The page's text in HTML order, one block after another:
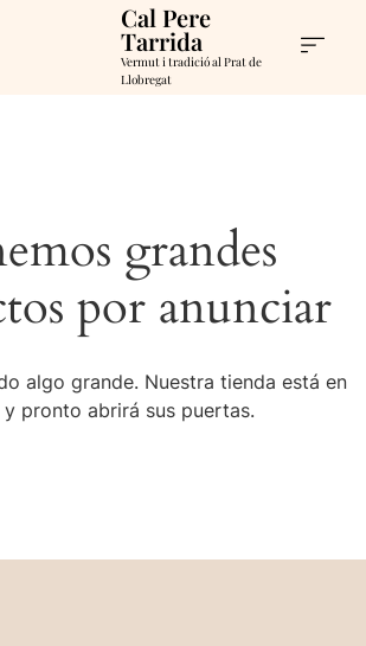
Cal Pere
Tarrida
Vermut i tradició al Prat de
Llobregat
grandes
por anunciar
algo grande. Nuestra tienda está en
pronto abrirá sus puertas.